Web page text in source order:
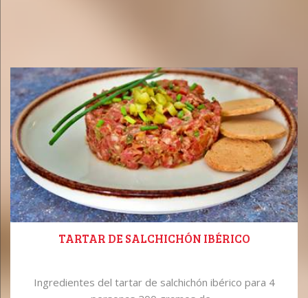
TARTAR DE SALCHICHÓN IBÉRICO
Ingredientes del tartar de salchichón ibérico para 4